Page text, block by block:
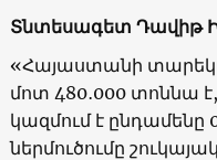
Տնտեսագետ Դավիթ
«Հայաստանի
մոտ 480․000 տոննա
կազմում է ընդամենը
ներմուծումը